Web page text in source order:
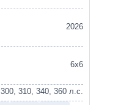
2026
6х6
300, 310, 340, 360 л.с.